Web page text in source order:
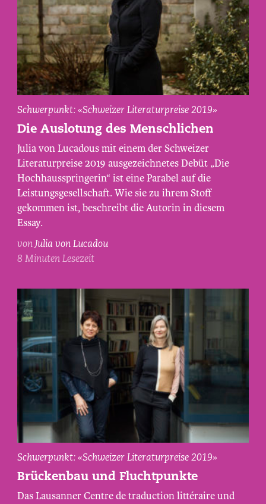
Julia
Lucadou,
fotografiert
von
Maurice
Haas.
Schwerpunkt: «Schweizer Literaturpreise 2019»
Die Auslotung des Menschlichen
Julia von Lucadous mit einem der Schweizer
Literaturpreise 2019 ausgezeichnetes Debüt „Die
Hochhausspringerin“ ist eine Parabel auf die
Leistungsgesellschaft. Wie sie zu ihrem Stoff
gekommen ist, beschreibt die Autorin in diesem
Essay.
vonJulia von Lucadou
8 Minuten Lesezeit
Irene
Weber
Henking
und
Schwerpunkt: «Schweizer Literaturpreise 2019»
Brückenbau und Fluchtpunkte
Das Lausanner Centre de traduction littéraire und